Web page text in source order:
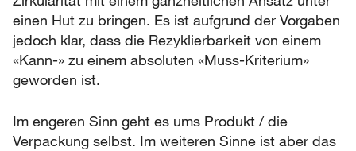
einen Hut zu bringen. Es ist aufgrund der Vorgaben
jedoch klar, dass die Rezyklierbarkeit von einem
«Kann-» zu einem absoluten «Muss-Kriterium»
geworden ist.
Im engeren Sinn geht es ums Produkt / die
Verpackung selbst. Im weiteren Sinne ist aber das